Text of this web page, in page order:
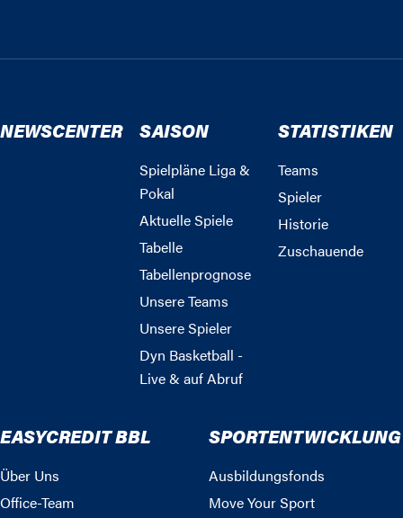
NEWSCENTER SAISON
Spielpläne Liga &
Pokal
Aktuelle Spiele
Tabelle
Tabellenprognose
Unsere Teams
Unsere Spieler
Dyn Basketball -
Live & auf Abruf
STATISTIKEN
Teams
Spieler
Historie
Zuschauende
EASYCREDIT BBL
Über Uns
Office-Team
SPORTENTWICKLUNG
Ausbildungsfonds
Move Your Sport